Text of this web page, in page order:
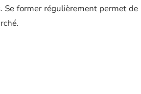
Se former régulièrement permet de